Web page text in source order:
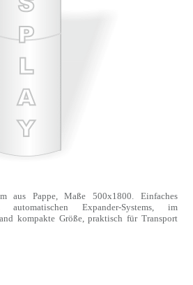
aus Pappe, Maße 500x1800. Einfaches
Expander-Systems, im
kompakte Größe, praktisch für Transport